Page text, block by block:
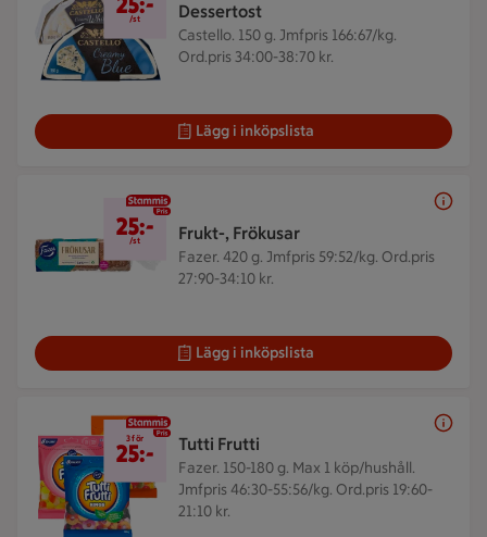
Dessertost
Castello. 150 g. Jmfpris 166:67/kg.
Ord.pris 34:00-38:70 kr.
/st
Lägg i inköpslista
Frukt-, Frökusar
Fazer. 420 g. Jmfpris 59:52/kg. Ord.pris
27:90-34:10 kr.
25 kr/st
25:-
/st
Lägg i inköpslista
Tutti Frutti
Fazer. 150-180 g. Max 1 köp/hushåll.
Jmfpris 46:30-55:56/kg. Ord.pris 19:60-
21:10 kr.
3 för 25 kr
3 för
25:-